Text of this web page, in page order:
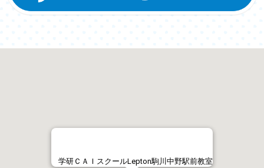
学研ＣＡＩスクールLepton駒川中野駅前教室